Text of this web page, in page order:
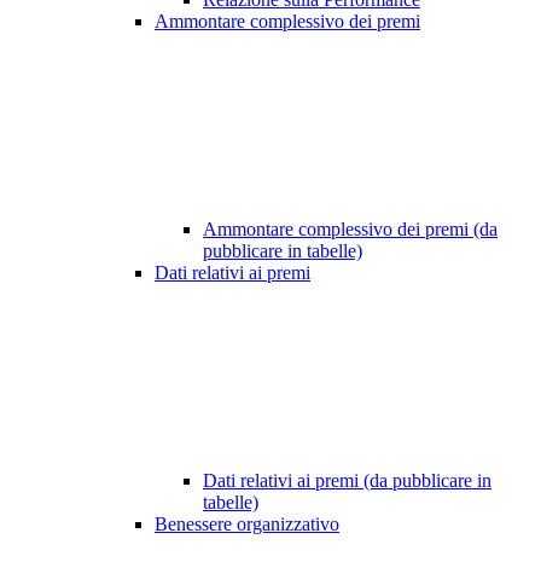
Ammontare complessivo dei premi
Ammontare complessivo dei premi (da
pubblicare in tabelle)
Dati relativi ai premi
Dati relativi ai premi (da pubblicare in
tabelle)
Benessere organizzativo